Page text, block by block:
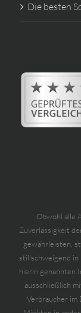
Die besten
Obwohl alle
Zuverlässigkeit
gewährleisten,
stillschweigend in
hierin genannten
ausschließlich
Verbraucher im